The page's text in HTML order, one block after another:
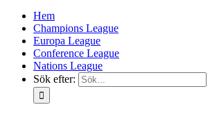
Hem
Champions League
Europa League
Conference League
Nations League
Sök efter: